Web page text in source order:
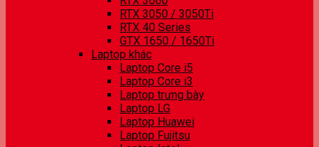
RTX 3050 / 3050Ti
RTX 40 Series
GTX 1650 / 1650Ti
Laptop khác
Laptop Core i5
Laptop Core i3
Laptop trưng bày
Laptop LG
Laptop Huawei
Laptop Fujitsu